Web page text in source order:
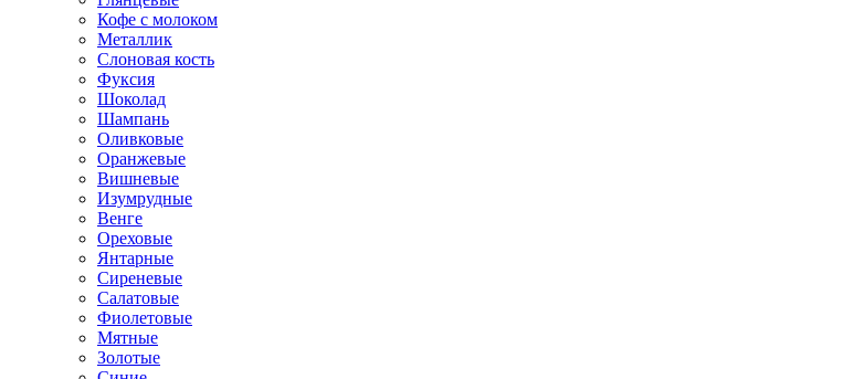
Кофе с молоком
Металлик
Слоновая кость
Фуксия
Шоколад
Шампань
Оливковые
Оранжевые
Вишневые
Изумрудные
Венге
Ореховые
Янтарные
Сиреневые
Салатовые
Фиолетовые
Мятные
Золотые